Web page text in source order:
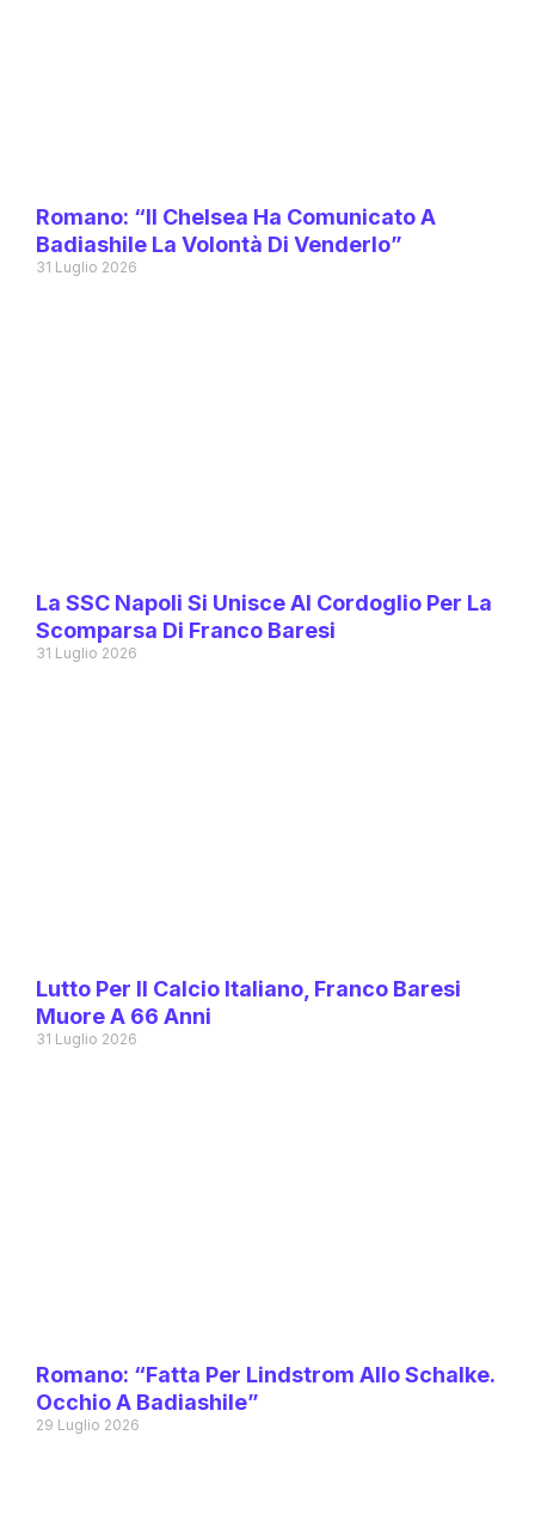
Romano: “Il Chelsea Ha Comunicato A
Badiashile La Volontà Di Venderlo”
31 Luglio 2026
La SSC Napoli Si Unisce Al Cordoglio Per La
Scomparsa Di Franco Baresi
31 Luglio 2026
Lutto Per Il Calcio Italiano, Franco Baresi
Muore A 66 Anni
31 Luglio 2026
Romano: “Fatta Per Lindstrom Allo Schalke.
Occhio A Badiashile”
29 Luglio 2026